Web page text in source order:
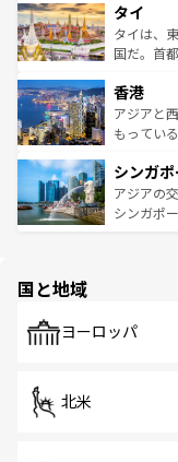
リティに
覧を参照
急速な発
ーチミン
醸し出し
とつ。フ
ひ現地で
が旅行者
参照してほ
タイ
タイは、
国だ。首
の活気が
帯で自然
いビーチ
激する。
が待って
た文化、
香港
アジアと
もってい
み、どこ
ており、
うな絶景
シンガ
アジアの
シンガポ
で、ホー
国と地域
ヨーロッパ
北米